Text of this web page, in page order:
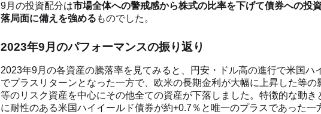
9月の投資配分は市場全体への警戒感から株式の比率を下げて債券への投
落局面に備えを強める ものでした。
2023年9月のパフォーマンスの振り返り
2023年9月の各資産の騰落率を見てみると、円安・ドル高の進行で米国ハ
でプラスリターンとなった一方で、欧米の長期金利が大幅に上昇した等
等のリスク資産を中心にその他全ての資産が下落しました。特徴的な動き
に耐性のある米国ハイイールド債券が約+0.7％と唯一のプラスであった一